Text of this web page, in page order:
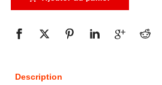
Description